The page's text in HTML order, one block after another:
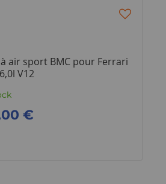
air sport BMC pour Ferrari
V12
€